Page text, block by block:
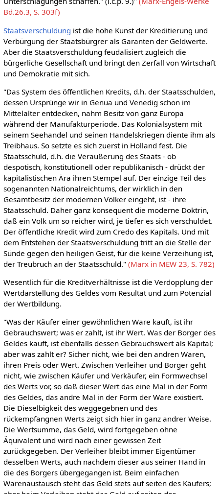
Bd.26.3, S. 303f)
Staatsverschuldung ist die hohe Kunst der Kreditierung und
Verbürgung der Staatsbürgrer als Garanten der Geldwerte.
Aber die Staatsverschuldung feudalisiert zugleich die
bürgerliche Gesellschaft und bringt den Zerfall von Wirtschaft
und Demokratie mit sich.
"Das System des öffentlichen Kredits, d.h. der Staatsschulden,
dessen Ursprünge wir in Genua und Venedig schon im
Mittelalter entdecken, nahm Besitz von ganz Europa
während der Manufakturperiode. Das Kolonialsystem mit
seinem Seehandel und seinen Handelskriegen diente ihm als
Treibhaus. So setzte es sich zuerst in Holland fest. Die
Staatsschuld, d.h. die Veräußerung des Staats - ob
despotisch, konstitutionell oder republikanisch - drückt der
kapitalistischen Ära ihren Stempel auf. Der einzige Teil des
sogenannten Nationalreichtums, der wirklich in den
Gesamtbesitz der modernen Völker eingeht, ist - ihre
Staatsschuld. Daher ganz konsequent die moderne Doktrin,
daß ein Volk um so reicher wird, je tiefer es sich verschuldet.
Der öffentliche Kredit wird zum Credo des Kapitals. Und mit
dem Entstehen der Staatsverschuldung tritt an die Stelle der
Sünde gegen den heiligen Geist, für die keine Verzeihung ist,
der Treubruch an der Staatsschuld." (Marx in MEW 23, S. 782)
Wesentlich für die Kreditverhältnisse ist die Verdopplung der
Wertdarstellung des Geldes vom Resultat und zum Potenzial
der Wertbildung.
"Was der Käufer einer gewöhnlichen Ware kauft, ist ihr
Gebrauchswert; was er zahlt, ist ihr Wert. Was der Borger des
Geldes kauft, ist ebenfalls dessen Gebrauchswert als Kapital;
aber was zahlt er? Sicher nicht, wie bei den andren Waren,
ihren Preis oder Wert. Zwischen Verleiher und Borger geht
nicht, wie zwischen Käufer und Verkäufer, ein Formwechsel
des Werts vor, so daß dieser Wert das eine Mal in der Form
des Geldes, das andre Mal in der Form der Ware existiert.
Die Dieselbigkeit des weggegebnen und des
rückempfangnen Werts zeigt sich hier in ganz andrer Weise.
Die Wertsumme, das Geld, wird fortgegeben ohne
Äquivalent und wird nach einer gewissen Zeit
zurückgegeben. Der Verleiher bleibt immer Eigentümer
desselben Werts, auch nachdem dieser aus seiner Hand in
die des Borgers übergegangen ist. Beim einfachen
Warenaustausch steht das Geld stets auf seiten des Käufers;